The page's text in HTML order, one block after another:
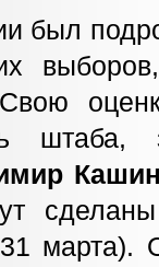
был
штаба,
марта).